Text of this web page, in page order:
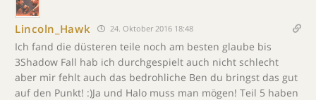
Lincoln_Hawk 24. Oktober 2016 18:48
Ich fand die düsteren teile noch am besten glaube bis
3Shadow Fall hab ich durchgespielt auch nicht schlecht
aber mir fehlt auch das bedrohliche Ben du bringst das gut
auf den Punkt! :)Ja und Halo muss man mögen! Teil 5 haben